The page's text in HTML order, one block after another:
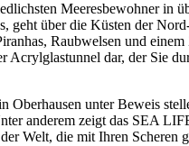
Meeresbewohner in
geht über die Küsten der
Raubwelsen und
dar, der Sie
unter Beweis
anderem zeigt das SEA
Welt, die mit Ihren